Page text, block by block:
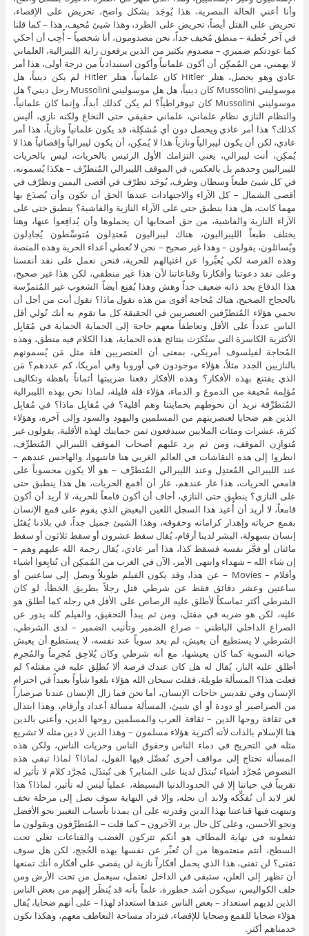
وأنا أعني الحالة المصرية، هذا يُوجَد بشكل واضح، تحريض على الإقصاء،
تحريض على القتل أيضاً، تحريض على الطرد، وهذا شيئ مُخيف، هذا – كما قلنا
في آخر خُطبة – منطق مُخيف جداً، نحن مصدومون، أنا شخصياً – أُحِب أن أحكي
كما عودتكم ضميري – مصدوم بكثير من الذين يرفعون راية الليبرالية، العلماني
لا يهمني، من المُمكِن أن أكون علمانياً وأكون استبدادياً من درجة أولى، هذا أمر
عادي وهو يحصل، هتلر Hitler كان علمانياً، هتلر Hitler لم يكن دينياً، هل
موسوليني Mussolini كان دينياً، هل هل موسوليني Mussolini رجل ديني؟ هل
موسوليني Mussolini كان ثيوقراطياً؟ لم يكن كذلك أبداً، وإنما كان علمانياً،
والنظام النازي نظام علماني، علماني حقيقي حتى النخاع ولكنه نازي، أليس
كذلك؟ هذا أمر عادي ويحصل دون أي مُشكِلة، قد يكون علمانياً ونازياً، هذا أمر
عادي، لكن أن يكون ليبرالياً ونازياً هذا لا يُمكِن، أن يكون ليبرالياً وإقصائياً هذا لا
يُمكِن، أنت ليبرالي، يعني التزامك الأول الرئيس بالحريات، ليس بالحريات
لليبراليين وحدهم بل بالعكس، في الموقف الليبرالي المُتطرِّف – هكذا يُسمونه،
في كل شيئ طبعاً وسطان وطرف، يُوجَد تطرّف في أقصى اليمين وتطرّف في
أقصى الشمال – كل الآراء والاجتهادات عندها الحق أن تكون وأن يُصدَع بها
مهما كانت، هل هذا ينطبق حتى على الآراء النازية والفاشية؟ ينطبق حتى على
الآراء النازية والفاشية، من حق أصحابها أن يحملوها وأن يُدافِعوا عنها، وهنا
يختلف طبعاً الليبراليون، هناك ليبراليون مُعتدِلون مُتوسِّطون يُجادِلون
ويٌسائلون، يقولون – وهذا غير صحيح – نحن لا نُعطي أعداء الحرية وهذه المنصة
وهذه الفرصة لكي يُعبِّروا عن اغتيالهم للحرية، فنحن نعمل على نقد أنفسنا
وعلى نقد دعوتنا وأفكارنا وقناعاتنا لأن هذا غير منطقي، لكن هذا غير صحيح،
هذا الدفاع بحد ذاته ضعيف جداً وهش وهذا يُقنِع أيضاً الشعوب غير المُتمرِّسة
بالحجاج الصحيح، هناك مُحاجة أقوى من هذه تقول ماذا؟ تقول أنت من أجل أن
تحمي هؤلاء المُتطرِّفين العنصريين في الحقيقة كل ما تقوم به أنك تُولي أقل
الناس عدداً على الأقل وتعاطفاً معهم حاجة إلى الحماية الحماية في مُقابِل
الأكثرية الكاسرة التي ستُكرَث بنتائج هذه الحماية، هذا الكلام فيه منطق، وهذه
المُحاجة لفيلسوف أمريكي، بمعنى أن العنصريين قلة مثل مَن يُسمونهم
بالنازيين الجدد مثلاً، هؤلاء موجودون في أوروبا وفي أمريكا، كم عددهم؟ مَن
الذي يقتنع بهذه الأفكار؟ وهذه الأفكار دفعنا ضريبتها أثماناً باهظة وتكاليف
مُؤلِمة مُخيفة من الدموع و الدماء، هؤلاء قلة قليلة، لماذا نحن بهذه الليبرالية
المُتطرِّفة نريد أن نحوطهم بحمايتنا وهم أقلية؟ في مُقابِل ماذا؟ في مُقابِل
الذين هم ضحايا لعنصريتهم من المسلمين واليهود والسود وإلى آخره، وهؤلاء
كثرة، عشرات ومئات الملايين سيدفعون ثمن حمايتك لهذه الأقلية، يقولون غير
مُتوازِن الموقف، ومن ثم يرد عليهم أصحاب الموقف الليبرالي المُتطرِّف،
انظروا إلى هذه النقاشات في العالم الغربي هنا فانتبهوا، والهاجس عندهم –
عند الليبرالي المُعتدِل وعند الليبرالي المُتطرِّف – هو ألا يكون محسوباً على
قامعي الحريات، هذا عار عندهم، عار أن أقمع الحريات، هل هذا ينطبق حتى
على النازي؟ ينطبق حتى النازي، أخاف أن أكون قامعاً للحرية، لا أريد أن أكون
قامعاً، لا أريد أن أُعيد هذا السجل اللعين البغيض الذي يقوم على قمع الإنسان
بقمع حرياته وإهدار كراماته وحقوقه، وهذا الشيئ جميل جداً، في بلادنا يُقتَل
إنسان بسهولة، البشر لدينا أرقام، يُقال سقط عشرون أو سقط ثلاثون أو سقط
مائتان أو فجَّر نفسه فسقط كذا، هذا أمر عادي، يُقال رحمة الله عليهم وهم –
إن شاء الله – شهداء وانتهى الأمر، الآن في الغرب من المُمكِن أن تُتابِعوا أشياء
وأفلام – Movies – عن هذا، وقد يكون الفيلم طويلاً ويصل إلى ساعتين أو
ساعتين وعشر دقائق فقط عن شرطي قتل رجلاً بطريق الخطأ، لو كان
الشرطي أكثر تماسكاً لأطلق عليه الرصاص على الأقل في رجله كما أطلق هو
عليه، لكن هو ضربه في مقتل، ومن ثم يبدأ التحقيق، والفيلم كله يدور عن
الصراع الداخلي الباطني – صراع الضمير وتأنيب الضمير – لدى الشرطي،
الشرطي لا يستطيع أن يعيش، لم يعد سوياً عند نفسه، لا يستطيع أن يعيش
حياته السوية كما كان يعيشها، مع أنه شرطي وكان يُلاحِق مُجرِماً والمُجرِم
أطلق عليه النار، يُقال له هل كان عندك فرصة ألا تُطلِق عليه في مقتله؟ لم
فعلت هذا؟ المسألة طويلة، فقلت سبحان الله هؤلاء بلغوا شأواً بعيداً في احترام
الإنسان وفي تقديس حاجات الإنسان، أما نحن فما زال الإنسان عندنا صرصاراً
من الصراصير أو دودة أو أي شيئ، المسألة مسألة أعداد وأرقام، وهذا ابتذال
في ثقافة روحها الدين – ثقافة العرب والمسلمين روحها الدين، وأعني بالدين
هنا الإسلام بالذات لأنه أكثرية هؤلاء مسلمون – وهذا الدين لا دين مثله لا تشريع
مثله في التحريج في دماء الناس وحقوق الناس وحريات الناس، ولكن هذه
المسألة تحتاج إلى مواقف أخرى نُفصِّل فيها القول، لماذا؟ لماذا تبقى هذه
النصوص مُجرَّد أشياء تُبتذَل لدينا على المنابر؟ هى تُبتذَل، مُجرَّد كلام لا تأثير له
تقريباً في حياتنا إلا في الحدودالدنيا البسيطة، عملياً ليس له تأثير، لماذا؟ هذا
لغز لابد أن نُفكِّكه ولابد أن نحله، وإلا في النهاية سوف نصل إلى مرحلة تخف
وتبتهت فيها قناعتنا بهذا الدين وقدرته على أن يمدنا بأسباب التغيير نحو الأفضل
ونحو الأحسن، وعلى كل حال يرد الآخرون – كما قلت – المُتطرِّفون ويقولون ما
تفعلونه في نهاية المطاف هو أنكم تتركون الغضب والقناعات تغلي تحت
السطح، أنتم منعتموها من أن تُعبِّر عن نفسها بهذه الحُجج، لكن هل سوف
تفنى؟ لن تفنى، هذا الذي يحمل أفكاراً نازية لن يقضي على أفكاره أنك تمنعها
أن تظهر إلى العلن، ستبقى في الداخل تعتمل، سيعمل من تحت الأرض ومن
خلف الكواليس، سيكون أشد خطورة، علماً بأنه قد يُنظَر إليهم من بعض الناس
الذين لديهم استعداد – بعض الناس عندها استعداد لهذا – على أنهم ضحايا، يُقال
هؤلاء ضحايا للقمع وضحايا للإقصاء، فتزداد مساحة التعاطف معهم، وهكذا نكون
خدمناهم أكثر.